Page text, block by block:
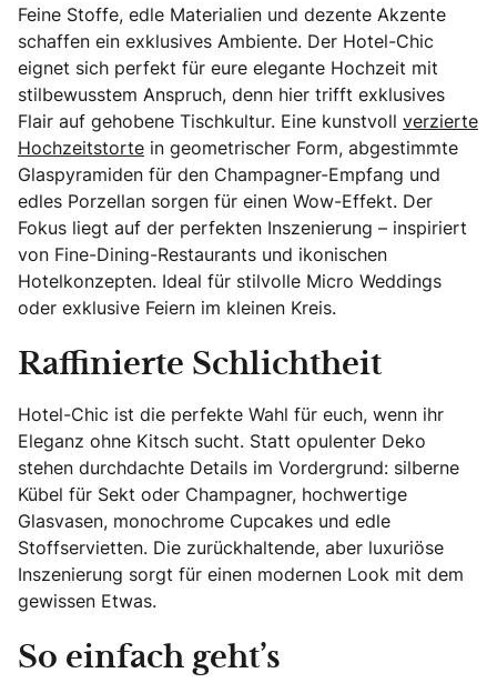
Feine Stoffe, edle Materialien und dezente Akzente
schaffen ein exklusives Ambiente. Der Hotel-Chic
eignet sich perfekt für eure elegante Hochzeit mit
stilbewusstem Anspruch, denn hier trifft exklusives
Flair auf gehobene Tischkultur. Eine kunstvoll verzierte
Hochzeitstorte in geometrischer Form, abgestimmte
Glaspyramiden für den Champagner-Empfang und
edles Porzellan sorgen für einen Wow-Effekt. Der
Fokus liegt auf der perfekten Inszenierung – inspiriert
von Fine-Dining-Restaurants und ikonischen
Hotelkonzepten. Ideal für stilvolle Micro Weddings
oder exklusive Feiern im kleinen Kreis.
Raffinierte Schlichtheit
Hotel-Chic ist die perfekte Wahl für euch, wenn ihr
Eleganz ohne Kitsch sucht. Statt opulenter Deko
stehen durchdachte Details im Vordergrund: silberne
Kübel für Sekt oder Champagner, hochwertige
Glasvasen, monochrome Cupcakes und edle
Stoffservietten. Die zurückhaltende, aber luxuriöse
Inszenierung sorgt für einen modernen Look mit dem
gewissen Etwas.
So einfach geht’s